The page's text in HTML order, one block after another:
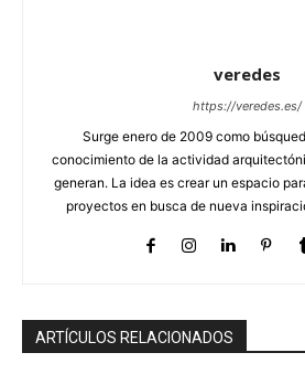
veredes
https://veredes.es/
Surge enero de 2009 como
conocimiento de la actividad
generan. La idea es crear un espacio
proyectos en busca de nueva
ARTÍCULOS RELACIONADOS